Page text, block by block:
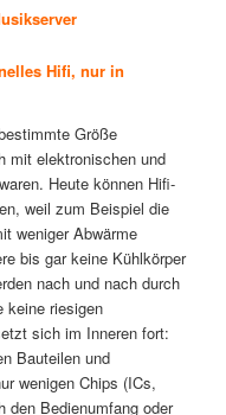
Hifi, nur in
Größe
mit elektronischen und
Heute können Hifi-
weil zum Beispiel die
weniger Abwärme
bis gar keine Kühlkörper
nach und nach durch
keine riesigen
sich im Inneren fort:
Bauteilen und
wenigen Chips (ICs,
den Bedienumfang oder